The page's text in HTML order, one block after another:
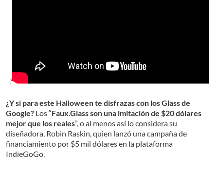
?
¿Y si para este Halloween te disfrazas con los Glass de
Google? Los “Faux Glassson una imitación de $20 dólares
mejor que los reales”, o al menos así lo considera su
diseñadora, Robin Raskin, quien lanzó una campaña de
financiamiento por $5 mil dólares en la plataforma
IndieGoGo.